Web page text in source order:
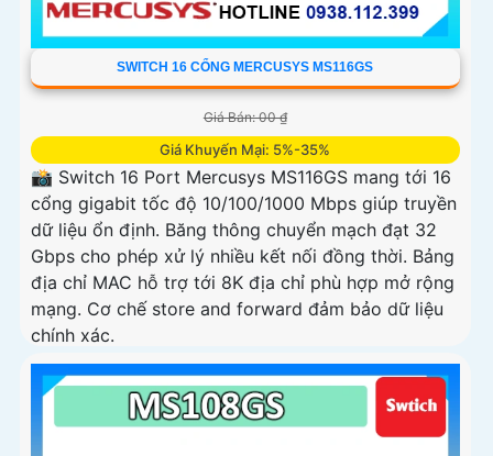
SWITCH 16 CỔNG MERCUSYS MS116GS
Giá Bán: 00 ₫
Giá Khuyến Mại: 5%-35%
📸 Switch 16 Port Mercusys MS116GS mang tới 16
cổng gigabit tốc độ 10/100/1000 Mbps giúp truyền
dữ liệu ổn định. Băng thông chuyển mạch đạt 32
Gbps cho phép xử lý nhiều kết nối đồng thời. Bảng
địa chỉ MAC hỗ trợ tới 8K địa chỉ phù hợp mở rộng
mạng. Cơ chế store and forward đảm bảo dữ liệu
chính xác.